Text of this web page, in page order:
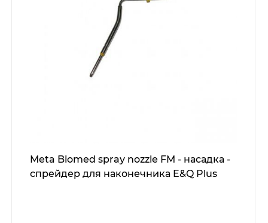
Meta Biomed spray nozzle FM - насадка -
спрейдер для наконечника E&Q Plus